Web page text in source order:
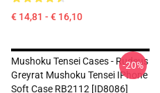
€ 14,81 - € 16,10
Mushoku Tensei Cases - Rudeus
Greyrat Mushoku Tensei IPhone
Soft Case RB2112 [ID8086]
-20%